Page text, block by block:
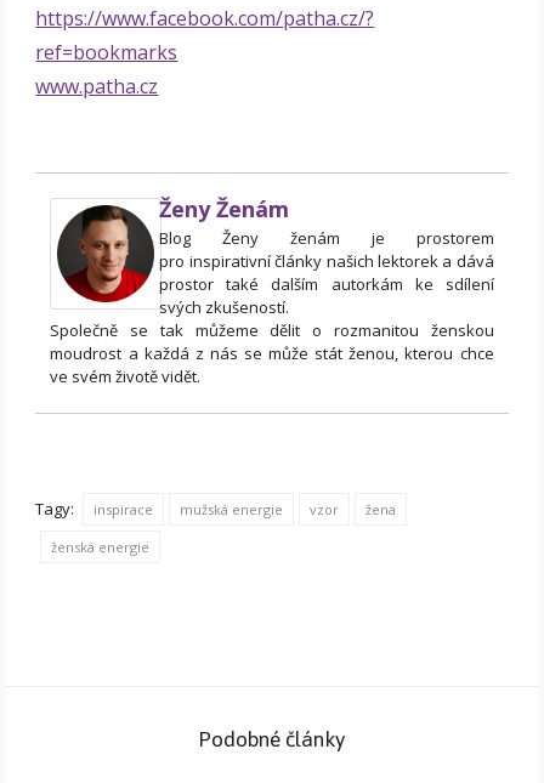
https://www.facebook.com/patha.cz/?
ref=bookmarks
www.patha.cz
Ženy Ženám
Blog Ženy ženám je prostorem
pro inspirativní články našich lektorek a dává
prostor také dalším autorkám ke sdílení
svých zkušeností.
Společně se tak můžeme dělit o rozmanitou ženskou
moudrost a každá z nás se může stát ženou, kterou chce
ve svém životě vidět.
Tagy: inspirace mužská energie vzor žena
ženská energie
Podobné články